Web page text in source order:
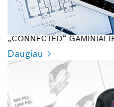
„CONNECTED“ GAMINIAI
Daugiau